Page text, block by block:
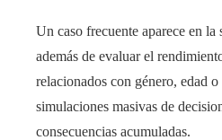
Un caso frecuente aparece en la
además de evaluar el
relacionados con género, edad
simulaciones masivas de
consecuencias acumuladas.